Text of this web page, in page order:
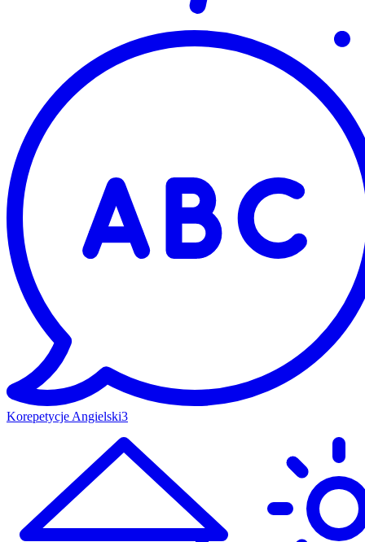
Korepetycje Angielski3